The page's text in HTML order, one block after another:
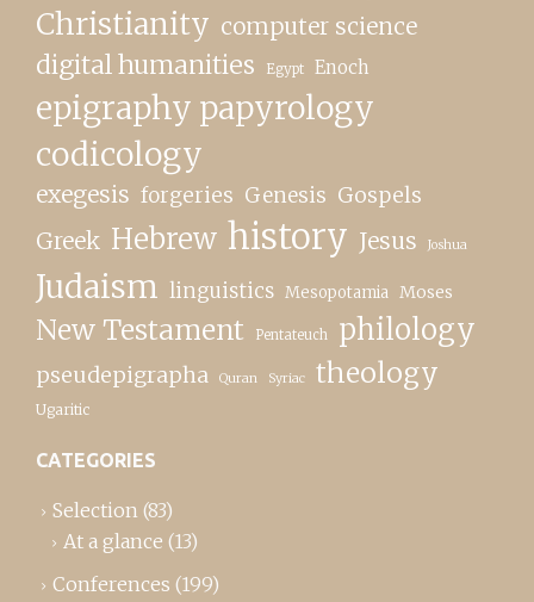
Christianity computer science
digital humanities Egypt Enoch
epigraphy papyrology
codicology
exegesis forgeries Genesis Gospels
Greek Hebrew history Jesus Joshua
Judaism linguistics Mesopotamia Moses
New Testament Pentateuch philology
pseudepigrapha Quran Syriac theology
Ugaritic
CATEGORIES
Selection (83)
At a glance (13)
Conferences (199)